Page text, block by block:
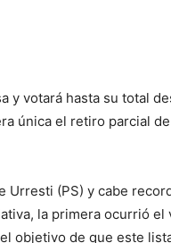
y votará hasta su total
única el retiro parcial
Urresti (PS) y cabe
la primera ocurrió el
objetivo de que este